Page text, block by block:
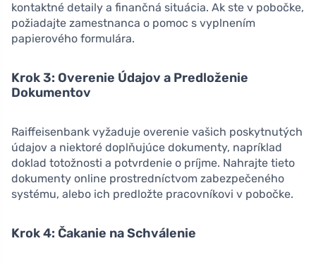
kontaktné detaily a finančná situácia. Ak ste v pobočke,
požiadajte zamestnanca o pomoc s vyplnením
papierového formulára.
Krok 3: Overenie Údajov a Predloženie
Dokumentov
Raiffeisenbank vyžaduje overenie vašich poskytnutých
údajov a niektoré doplňujúce dokumenty, napríklad
doklad totožnosti a potvrdenie o príjme. Nahrajte tieto
dokumenty online prostredníctvom zabezpečeného
systému, alebo ich predložte pracovníkovi v pobočke.
Krok 4: Čakanie na Schválenie